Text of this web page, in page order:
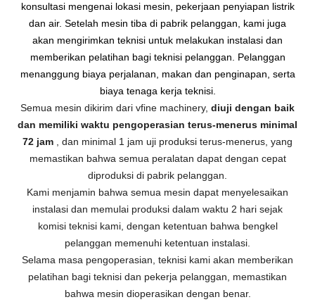
konsultasi mengenai lokasi mesin, pekerjaan penyiapan listrik
dan air. Setelah mesin tiba di pabrik pelanggan, kami juga
akan mengirimkan teknisi untuk melakukan instalasi dan
memberikan pelatihan bagi teknisi pelanggan. Pelanggan
menanggung biaya perjalanan, makan dan penginapan, serta
biaya tenaga kerja teknisi.
Semua mesin dikirim dari vfine machinery, diuji dengan baik
dan memiliki waktu pengoperasian terus-menerus minimal
72 jam
, dan minimal 1 jam uji produksi terus-menerus, yang
memastikan bahwa semua peralatan dapat dengan cepat
diproduksi di pabrik pelanggan.
Kami menjamin bahwa semua mesin dapat menyelesaikan
instalasi dan memulai produksi dalam waktu 2 hari sejak
komisi teknisi kami, dengan ketentuan bahwa bengkel
pelanggan memenuhi ketentuan instalasi.
Selama masa pengoperasian, teknisi kami akan memberikan
pelatihan bagi teknisi dan pekerja pelanggan, memastikan
bahwa mesin dioperasikan dengan benar.